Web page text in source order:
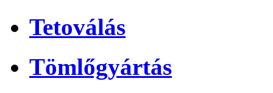
Tetoválás
Tömlőgyártás